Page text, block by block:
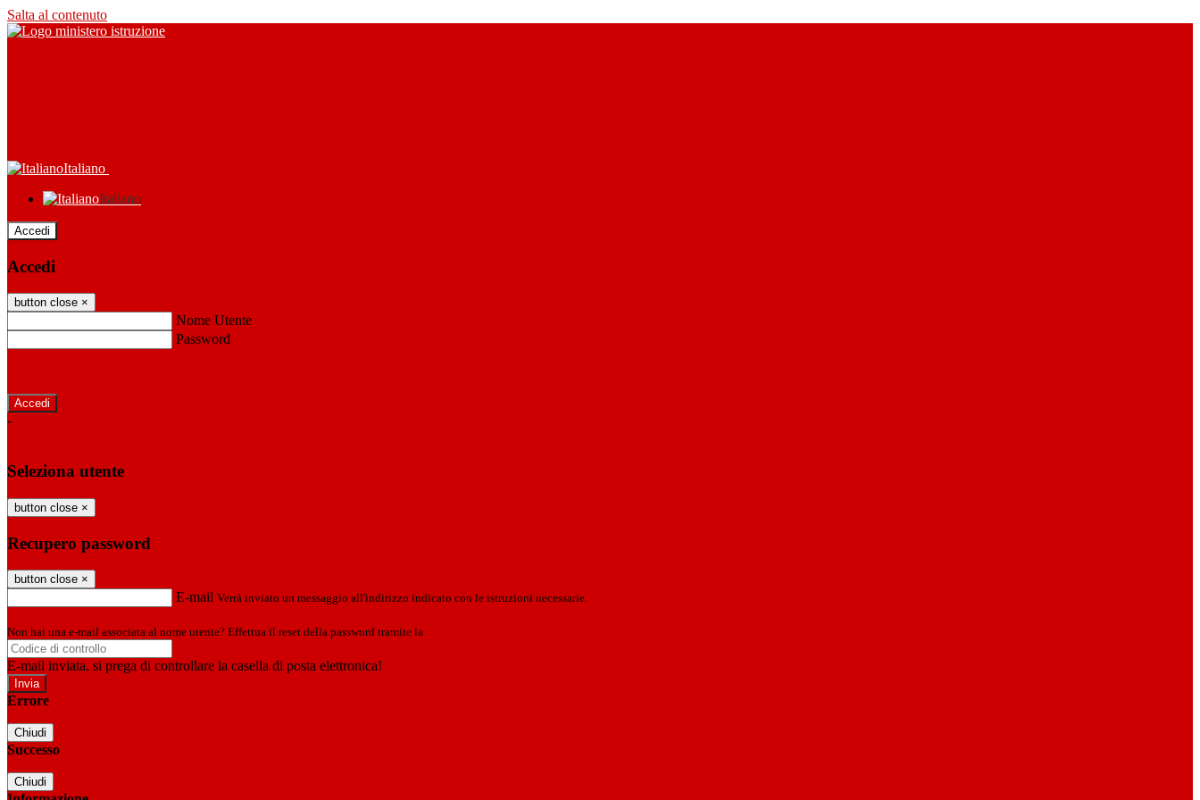
Salta al contenuto
Italiano
Italiano
Accedi
Accedi
button close ×
Nome Utente
Password
-
Seleziona utente
button close ×
Recupero password
button close ×
E-mail Verrà inviato un messaggio all'indirizzo indicato con le istruzioni necessarie.
Non hai una e-mail associata al nome utente? Effettua il reset della password tramite la
E-mail inviata, si prega di controllare la casella di posta elettronica!
Errore
Chiudi
Successo
Chiudi